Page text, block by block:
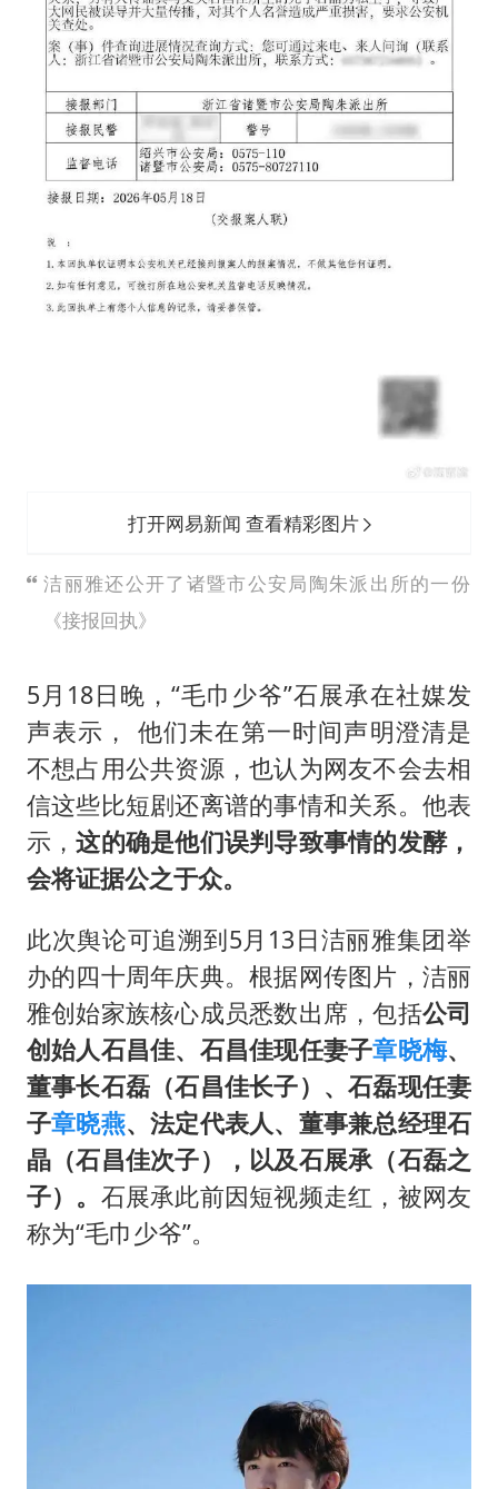
打开网易新闻 查看精彩图片
洁丽雅还公开了诸暨市公安局陶朱派出所的一份
《接报回执》
5月18日晚，“毛巾少爷”石展承在社媒发
声表示， 他们未在第一时间声明澄清是
不想占用公共资源，也认为网友不会去相
信这些比短剧还离谱的事情和关系。他表
示，这的确是他们误判导致事情的发酵，
会将证据公之于众。
此次舆论可追溯到5月13日洁丽雅集团举
办的四十周年庆典。根据网传图片，洁丽
雅创始家族核心成员悉数出席，包括公司
创始人石昌佳、石昌佳现任妻子章晓梅、
董事长石磊（石昌佳长子）、石磊现任妻
子章晓燕、法定代表人、董事兼总经理石
晶（石昌佳次子），以及石展承（石磊之
子）。 石展承此前因短视频走红，被网友
称为“毛巾少爷”。